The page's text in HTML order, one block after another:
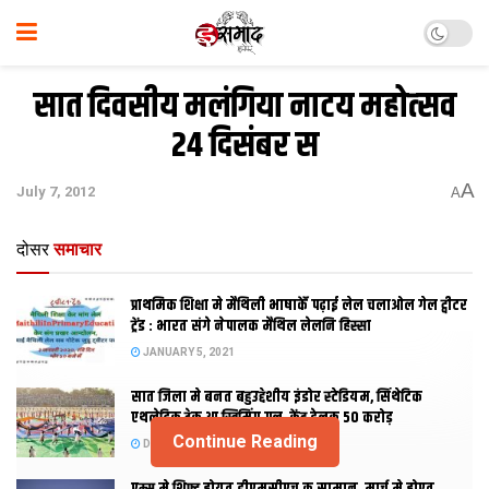
सात दिवसीय मलंगिया नाटय महोत्‍सव
24 दिसंबर स
July 7, 2012 AA
दोसर समाचार
प्राथमिक शि‍क्षा मे मैथि‍ली भाषाकेँ पढ़ाई लेल चलाओल गेल ट्वीटर
ट्रेंड : भारत संगे नेपालक मैथिल लेलनि हिस्सा
JANUARY 5, 2021
सात जिला मे बनत बहुउद्देशीय इंडोर स्‍टेडि‍यम, सिंथेटिक
एथलेटिक ट्रेक आ स्विमिंग पुल, केंद्र देलक 50 करोड़
DECEMBER 26, 2020
Continue Reading